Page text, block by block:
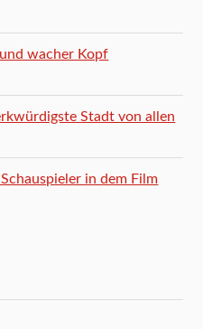
wacher Kopf
Stadt von allen
in dem Film